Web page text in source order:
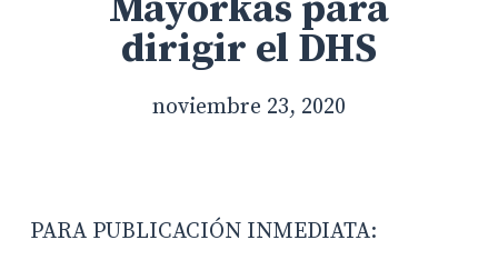
dirigir el DHS
noviembre 23, 2020
PARA PUBLICACIÓN INMEDIATA: